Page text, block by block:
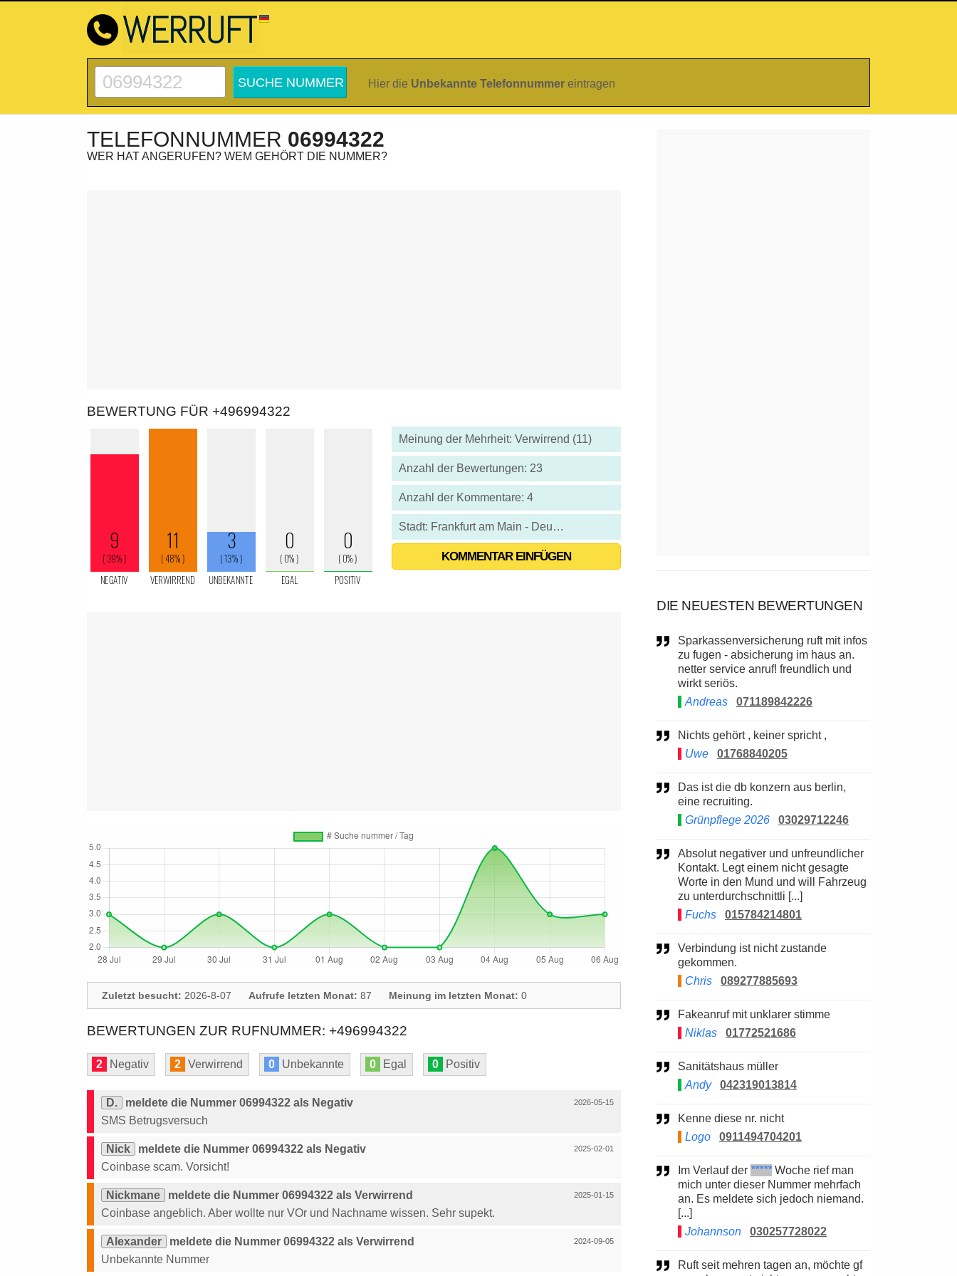
Hier die Unbekannte Telefonnummer eintragen
TELEFONNUMMER 06994322
WER HAT ANGERUFEN? WEM GEHÖRT DIE NUMMER?
BEWERTUNG FÜR +496994322
Meinung der Mehrheit: Verwirrend (11)
Anzahl der Bewertungen: 23
Anzahl der Kommentare: 4
Stadt: Frankfurt am Main - Deutschland
KOMMENTAR EINFÜGEN
Zuletzt besucht: 2026-8-07 Aufrufe letzten Monat: 87 Meinung im letzten Monat: 0
BEWERTUNGEN ZUR RUFNUMMER: +496994322
2 Negativ 2 Verwirrend 0 Unbekannte 0 Egal 0 Positiv
2026-05-15
D.
meldete die Nummer 06994322 als Negativ
SMS Betrugsversuch
2025-02-01
Nick
meldete die Nummer 06994322 als Negativ
Coinbase scam. Vorsicht!
2025-01-15
Nickmane
meldete die Nummer 06994322 als Verwirrend
Coinbase angeblich. Aber wollte nur VOr und Nachname wissen. Sehr supekt.
2024-09-05
Alexander
meldete die Nummer 06994322 als Verwirrend
Unbekannte Nummer
DIE NEUESTEN BEWERTUNGEN
Sparkassenversicherung ruft mit infos
zu fugen - absicherung im haus an.
netter service anruf! freundlich und
wirkt seriös.
Andreas
071189842226
Nichts gehört , keiner spricht ,
Uwe
01768840205
Das ist die db konzern aus berlin,
eine recruiting.
Grünpflege 2026
03029712246
Absolut negativer und unfreundlicher
Kontakt. Legt einem nicht gesagte
Worte in den Mund und will Fahrzeug
zu unterdurchschnittli [...]
Fuchs
015784214801
Verbindung ist nicht zustande
gekommen.
Chris
089277885693
Fakeanruf mit unklarer stimme
Niklas
01772521686
Sanitätshaus müller
Andy
042319013814
Kenne diese nr. nicht
Logo
0911494704201
Im Verlauf der *****Woche rief man
mich unter dieser Nummer mehrfach
an. Es meldete sich jedoch niemand.
[...]
Johannson
030257728022
Ruft seit mehren tagen an, möchte gf